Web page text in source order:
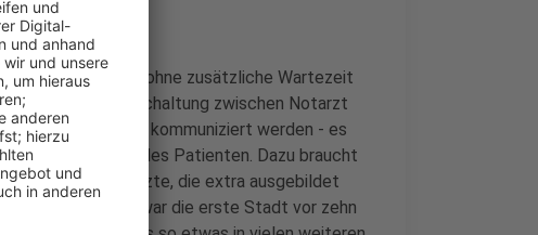
Rettungswagen ohne zusätzliche Wartezeit
einer Liveschaltung zwischen Notarzt
kann nicht nur kommuniziert werden - es
der Blutdruck des Patienten. Dazu braucht
und Ärzte, die extra ausgebildet
sind. Aachen war die erste Stadt vor zehn